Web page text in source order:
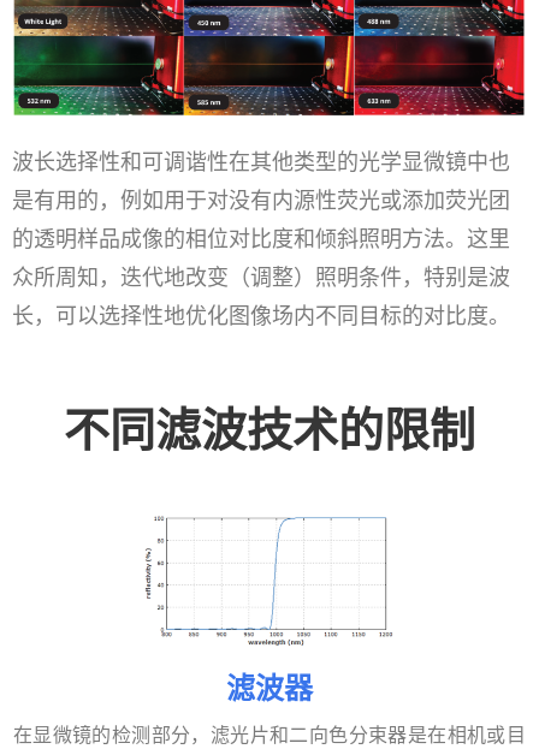
波长选择性和可调谐性在其他类型的光学显微镜中也
是有用的，例如用于对没有内源性荧光或添加荧光团
的透明样品成像的相位对比度和倾斜照明方法。这里
众所周知，迭代地改变（调整）照明条件，特别是波
长，可以选择性地优化图像场内不同目标的对比度。
不同滤波技术的限制
滤波器
在显微镜的检测部分，滤光片和二向色分束器是在相机或目